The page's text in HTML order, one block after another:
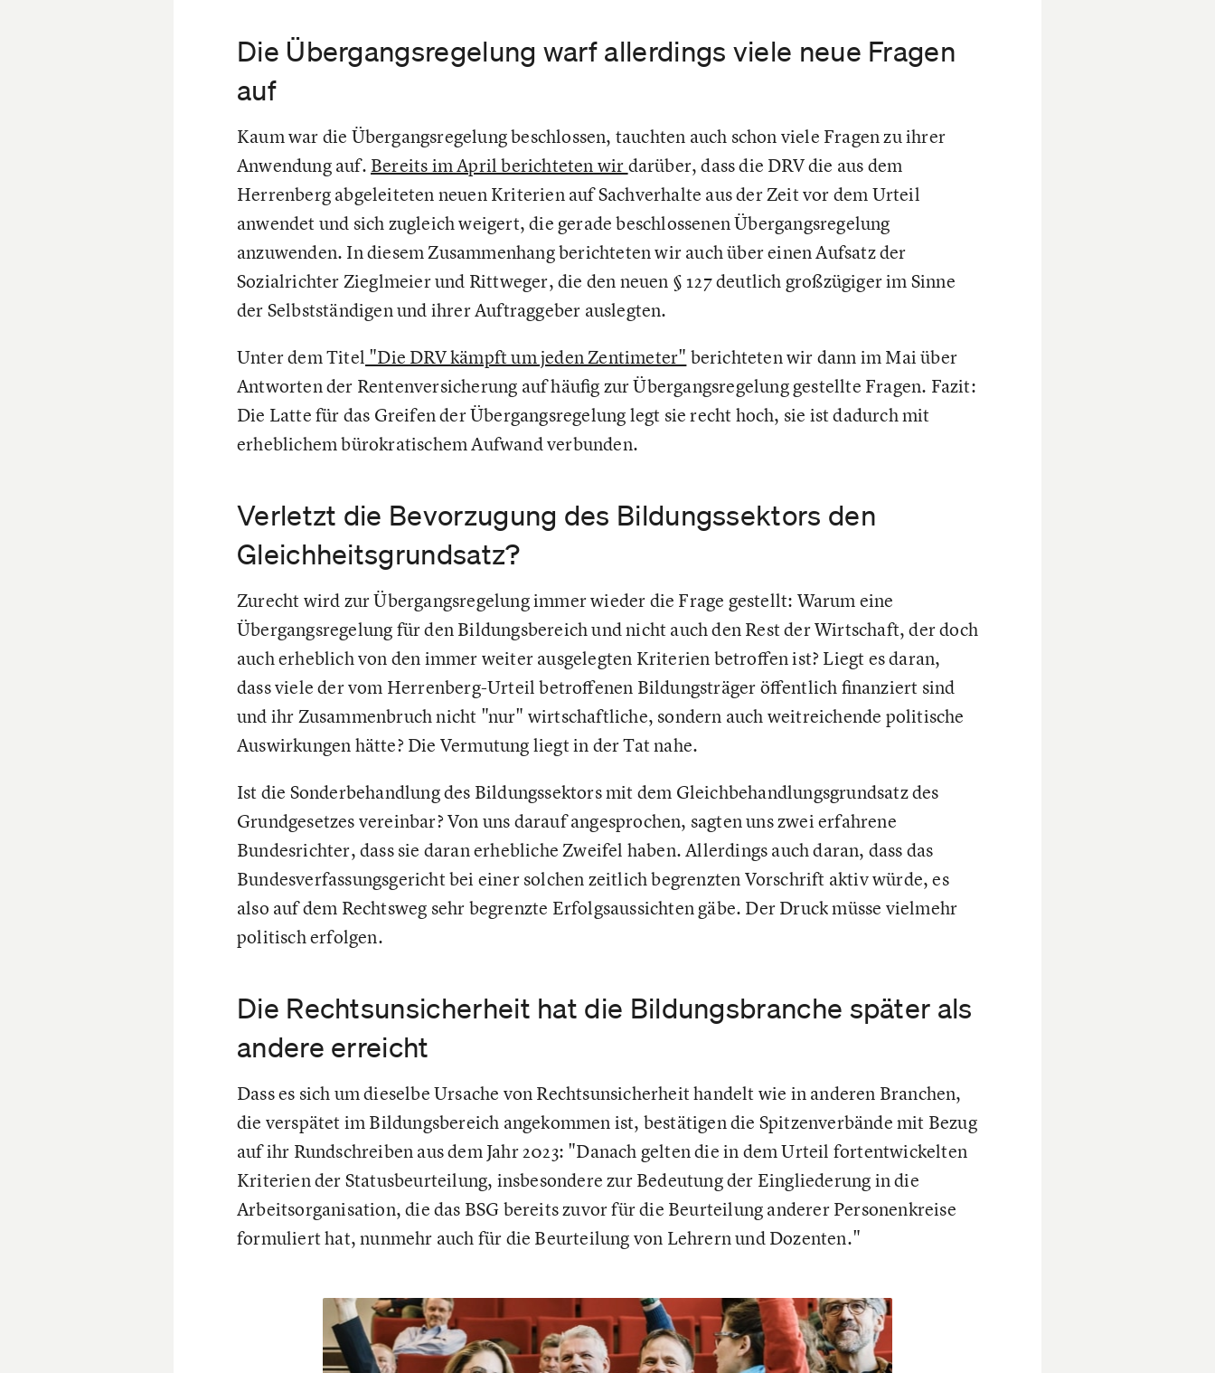
Die Übergangsregelung warf allerdings viele neue Fragen
auf
Kaum war die Übergangsregelung beschlossen, tauchten auch schon viele Fragen zu ihrer
Anwendung auf. Bereits im April berichteten wirdarüber, dass die DRV die aus dem
Herrenberg abgeleiteten neuen Kriterien auf Sachverhalte aus der Zeit vor dem Urteil
anwendet und sich zugleich weigert, die gerade beschlossenen Übergangsregelung
anzuwenden. In diesem Zusammenhang berichteten wir auch über einen Aufsatz der
Sozialrichter Zieglmeier und Rittweger, die den neuen § 127 deutlich großzügiger im Sinne
der Selbstständigen und ihrer Auftraggeber auslegten.
Unter dem Titel "Die DRV kämpft um jeden Zentimeter" berichteten wir dann im Mai über
Antworten der Rentenversicherung auf häufig zur Übergangsregelung gestellte Fragen. Fazit:
Die Latte für das Greifen der Übergangsregelung legt sie recht hoch, sie ist dadurch mit
erheblichem bürokratischem Aufwand verbunden.
Verletzt die Bevorzugung des Bildungssektors den
Gleichheitsgrundsatz?
Zurecht wird zur Übergangsregelung immer wieder die Frage gestellt: Warum eine
Übergangsregelung für den Bildungsbereich und nicht auch den Rest der Wirtschaft, der doch
auch erheblich von den immer weiter ausgelegten Kriterien betroffen ist? Liegt es daran,
dass viele der vom Herrenberg-Urteil betroffenen Bildungsträger öffentlich finanziert sind
und ihr Zusammenbruch nicht "nur" wirtschaftliche, sondern auch weitreichende politische
Auswirkungen hätte? Die Vermutung liegt in der Tat nahe.
Ist die Sonderbehandlung des Bildungssektors mit dem Gleichbehandlungsgrundsatz des
Grundgesetzes vereinbar? Von uns darauf angesprochen, sagten uns zwei erfahrene
Bundesrichter, dass sie daran erhebliche Zweifel haben. Allerdings auch daran, dass das
Bundesverfassungsgericht bei einer solchen zeitlich begrenzten Vorschrift aktiv würde, es
also auf dem Rechtsweg sehr begrenzte Erfolgsaussichten gäbe. Der Druck müsse vielmehr
politisch erfolgen.
Die Rechtsunsicherheit hat die Bildungsbranche später als
andere erreicht
Dass es sich um dieselbe Ursache von Rechtsunsicherheit handelt wie in anderen Branchen,
die verspätet im Bildungsbereich angekommen ist, bestätigen die Spitzenverbände mit Bezug
auf ihr Rundschreiben aus dem Jahr 2023: "Danach gelten die in dem Urteil fortentwickelten
Kriterien der Statusbeurteilung, insbesondere zur Bedeutung der Eingliederung in die
Arbeitsorganisation, die das BSG bereits zuvor für die Beurteilung anderer Personenkreise
formuliert hat, nunmehr auch für die Beurteilung von Lehrern und Dozenten."